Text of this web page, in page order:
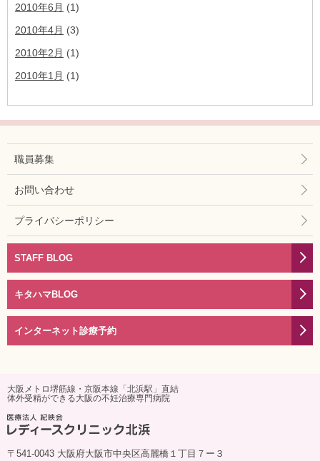
2010年6月 (1)
2010年4月 (3)
2010年2月 (1)
2010年1月 (1)
職員募集
お問い合わせ
プライバシーポリシー
STAFF BLOG
キタハマBLOG
インターネット診療予約
大阪メトロ堺筋線・京阪本線「北浜駅」直結
体外受精ができる大阪の不妊治療専門病院
〒541-0043 大阪府大阪市中央区高麗橋１丁目７ー３